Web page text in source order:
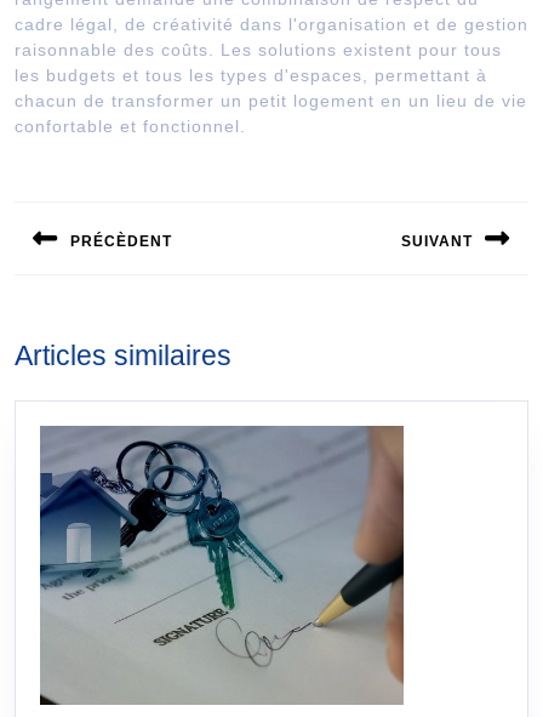
cadre légal, de créativité dans l'organisation et de gestion
raisonnable des coûts. Les solutions existent pour tous
les budgets et tous les types d'espaces, permettant à
chacun de transformer un petit logement en un lieu de vie
confortable et fonctionnel.
l’articlePRÉCÈDENT SUIVANT
Articles similaires